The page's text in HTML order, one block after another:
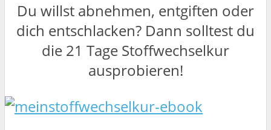
Du willst abnehmen, entgiften oder
dich entschlacken? Dann solltest du
die 21 Tage Stoffwechselkur
ausprobieren!